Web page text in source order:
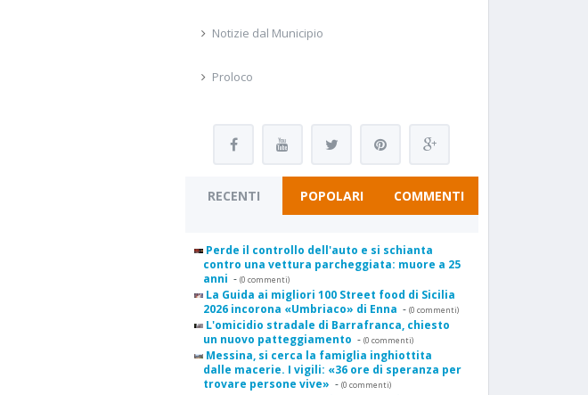
Notizie dal Municipio
Proloco
RECENTI POPOLARI COMMENTI
Perde il controllo dell'auto e si schianta
contro una vettura parcheggiata: muore a 25
anni - (0 commenti)
La Guida ai migliori 100 Street food di Sicilia
2026 incorona «Umbriaco» di Enna - (0 commenti)
L'omicidio stradale di Barrafranca, chiesto
un nuovo patteggiamento - (0 commenti)
Messina, si cerca la famiglia inghiottita
dalle macerie. I vigili: «36 ore di speranza per
trovare persone vive» - (0 commenti)